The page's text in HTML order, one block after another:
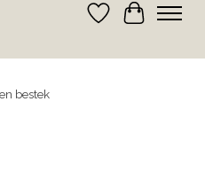
Verlanglijst
bestek